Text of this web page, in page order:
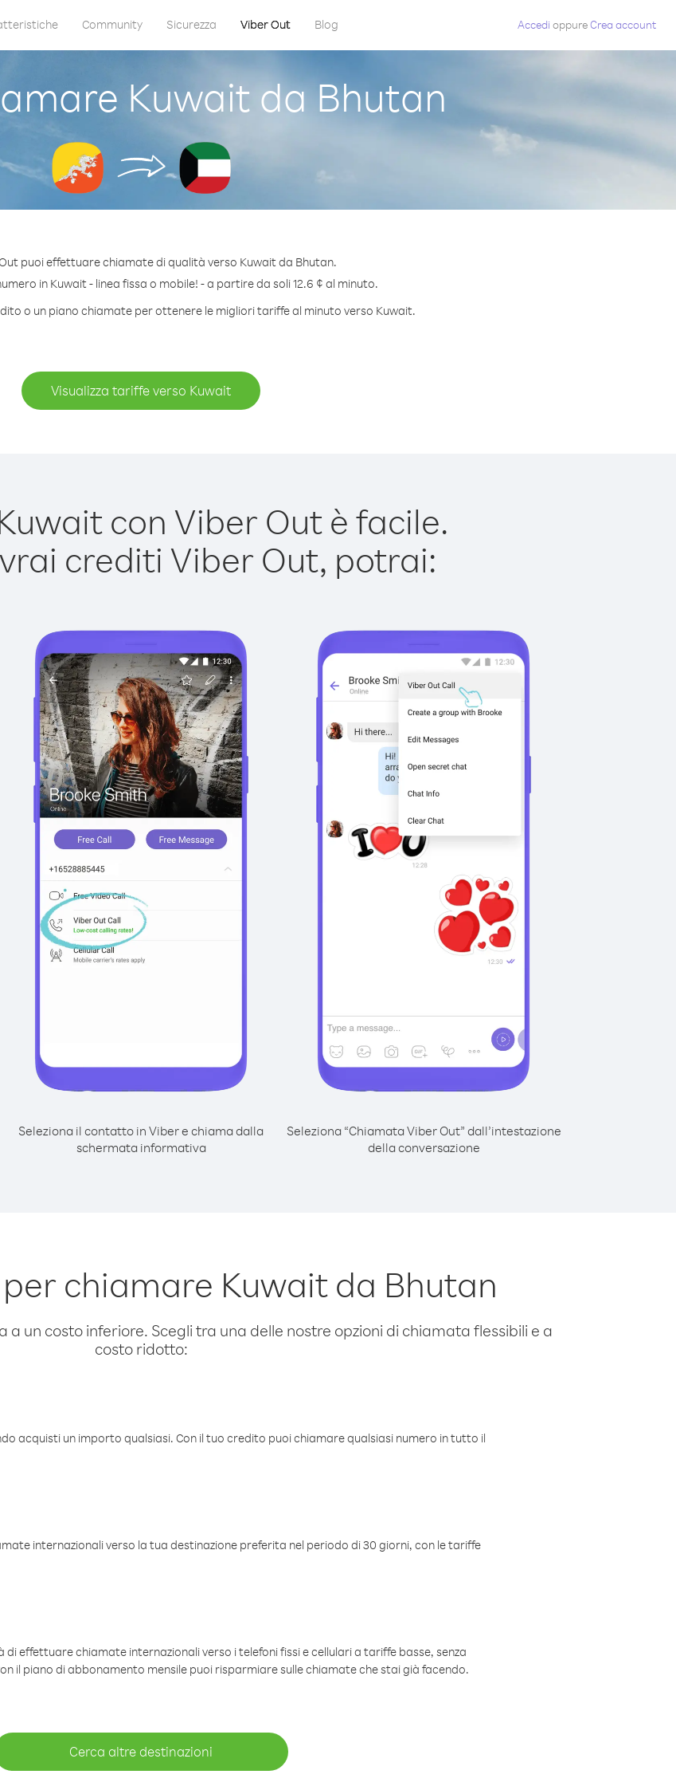
Community Sicurezza Viber Out Blog Accedi oppureCrea account
Kuwait da Bhutan
puoi effettuare chiamate di qualità verso Kuwait da Bhutan.
in Kuwait - linea fissa o mobile! - a partire da soli 12.6 ¢ al minuto.
o un piano chiamate per ottenere le migliori tariffe al minuto verso Kuwait.
Visualizza tariffe verso Kuwait
con Viber Out è facile.
crediti Viber Out, potrai:
Seleziona il contatto in Viber e chiama dalla
schermata informativa
Seleziona “Chiamata Viber Out” dall’intestazione
della conversazione
chiamare Kuwait da Bhutan
un costo inferiore. Scegli tra una delle nostre opzioni di chiamata flessibili e a
costo ridotto:
acquisti un importo qualsiasi. Con il tuo credito puoi chiamare qualsiasi numero in tutto il
internazionali verso la tua destinazione preferita nel periodo di 30 giorni, con le tariffe
effettuare chiamate internazionali verso i telefoni fissi e cellulari a tariffe basse, senza
il piano di abbonamento mensile puoi risparmiare sulle chiamate che stai già facendo.
Cerca altre destinazioni